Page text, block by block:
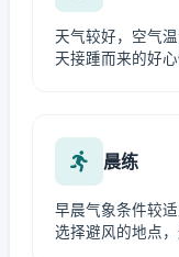
天气较好，空气
天接踵而来的好心
晨练
早晨气象条件较
选择避风的地点，